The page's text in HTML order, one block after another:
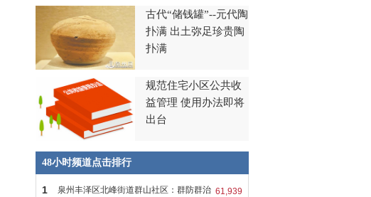
古代“储钱罐”--元代陶
扑满 出土弥足珍贵陶
扑满
规范住宅小区公共收
益管理 使用办法即将
出台
48小时频道点击排行
61,939
1 泉州丰泽区北峰街道群山社区：群防群治